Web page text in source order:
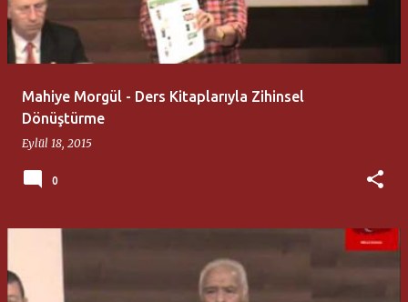
Mahiye Morgül - Ders Kitaplarıyla Zihinsel
Dönüştürme
Eylül 18, 2015
0